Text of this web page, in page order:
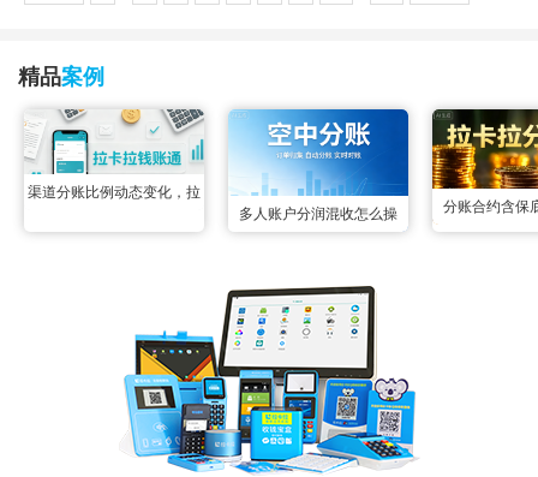
精品案例
渠道分账比例动态变化，拉
卡拉钱账通配置变更实时生
多人账户分润混收怎么操
很多联营场景里都遇到过多
账户资金混收的难题：一笔
订单的收款账户同时绑定了
3个以上分润方，所有资金
先全部归集到一起，事后根
本分不清哪部分属于谁，人
分账合约含保